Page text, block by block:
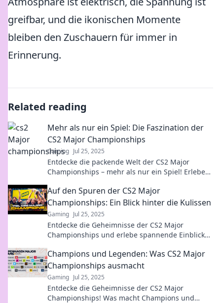
greifbar, und die ikonischen Momente
bleiben den Zuschauern für immer in
Erinnerung.
Related reading
Mehr als nur ein Spiel: Die Faszination der
CS2 Major Championships
Gaming Jul 25, 2025
Entdecke die packende Welt der CS2 Major
Championships – mehr als nur ein Spiel! Erlebe
Wettkampfs!
Auf den Spuren der CS2 Major
Championships: Ein Blick hinter die Kulissen
Gaming Jul 25, 2025
Entdecke die Geheimnisse der CS2 Major
Championships und erlebe spannende Einblicke
Champions und Legenden: Was CS2 Major
Championships ausmacht
Gaming Jul 25, 2025
Entdecke die Geheimnisse der CS2 Major
Championships! Was macht Champions und